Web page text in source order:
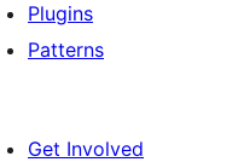
Plugins
Patterns
Get Involved